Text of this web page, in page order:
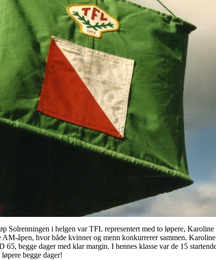
Solrenningen i helgen var TFL representert med to løpere,
åpen, hvor både kvinner og menn konkurrerer sammen.
begge dager med klar margin. I hennes klasse var de 15
begge dager!